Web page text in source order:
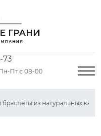
73
Пт с 08-00
браслеты из натуральных